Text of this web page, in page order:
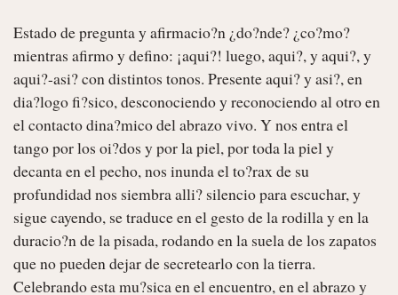
Estado de pregunta y afirmacio?n ¿do?nde? ¿co?mo?
mientras afirmo y defino: ¡aqui?! luego, aqui?, y aqui?, y
aqui?-asi? con distintos tonos. Presente aqui? y asi?, en
dia?logo fi?sico, desconociendo y reconociendo al otro en
el contacto dina?mico del abrazo vivo. Y nos entra el
tango por los oi?dos y por la piel, por toda la piel y
decanta en el pecho, nos inunda el to?rax de su
profundidad nos siembra alli? silencio para escuchar, y
sigue cayendo, se traduce en el gesto de la rodilla y en la
duracio?n de la pisada, rodando en la suela de los zapatos
que no pueden dejar de secretearlo con la tierra.
Celebrando esta mu?sica en el encuentro, en el abrazo y